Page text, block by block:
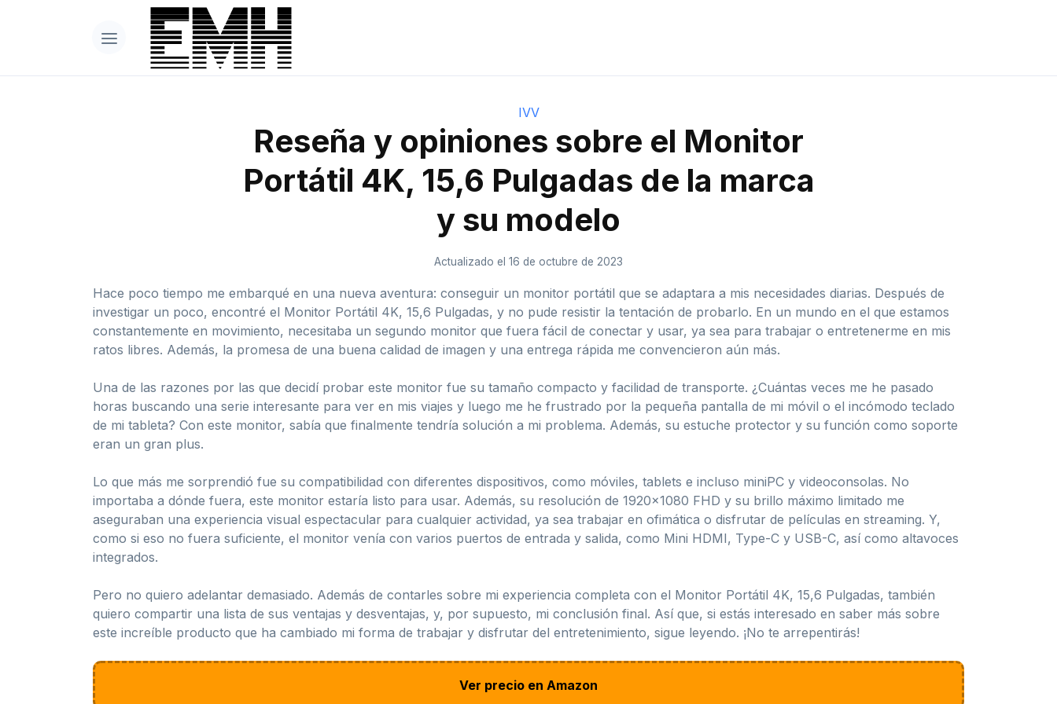
IVV
Reseña y opiniones sobre el Monitor
Portátil 4K, 15,6 Pulgadas de la marca
y su modelo
Actualizado el 16 de octubre de 2023
Hace poco tiempo me embarqué en una nueva aventura: conseguir un monitor portátil que se adaptara a mis necesidades diarias. Después de
investigar un poco, encontré el Monitor Portátil 4K, 15,6 Pulgadas, y no pude resistir la tentación de probarlo. En un mundo en el que estamos
constantemente en movimiento, necesitaba un segundo monitor que fuera fácil de conectar y usar, ya sea para trabajar o entretenerme en mis
ratos libres. Además, la promesa de una buena calidad de imagen y una entrega rápida me convencieron aún más.
Una de las razones por las que decidí probar este monitor fue su tamaño compacto y facilidad de transporte. ¿Cuántas veces me he pasado
horas buscando una serie interesante para ver en mis viajes y luego me he frustrado por la pequeña pantalla de mi móvil o el incómodo teclado
de mi tableta? Con este monitor, sabía que finalmente tendría solución a mi problema. Además, su estuche protector y su función como soporte
eran un gran plus.
Lo que más me sorprendió fue su compatibilidad con diferentes dispositivos, como móviles, tablets e incluso miniPC y videoconsolas. No
importaba a dónde fuera, este monitor estaría listo para usar. Además, su resolución de 1920×1080 FHD y su brillo máximo limitado me
aseguraban una experiencia visual espectacular para cualquier actividad, ya sea trabajar en ofimática o disfrutar de películas en streaming. Y,
como si eso no fuera suficiente, el monitor venía con varios puertos de entrada y salida, como Mini HDMI, Type-C y USB-C, así como altavoces
integrados.
Pero no quiero adelantar demasiado. Además de contarles sobre mi experiencia completa con el Monitor Portátil 4K, 15,6 Pulgadas, también
quiero compartir una lista de sus ventajas y desventajas, y, por supuesto, mi conclusión final. Así que, si estás interesado en saber más sobre
este increíble producto que ha cambiado mi forma de trabajar y disfrutar del entretenimiento, sigue leyendo. ¡No te arrepentirás!
Ver precio en Amazon